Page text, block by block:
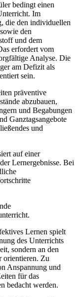
bedingt einen
Im
die den individuellen
den
und dem
erfordert vom
Analyse. Die
am Defizit als
sein.
präventive
abzubauen,
und Begabungen
Ganztagsangebote
und
auf einer
Lernergebnisse. Bei
Lernen spielt
des Unterrichts
sondern an den
orientieren. Zu
Anspannung und
für das
bedacht werden.